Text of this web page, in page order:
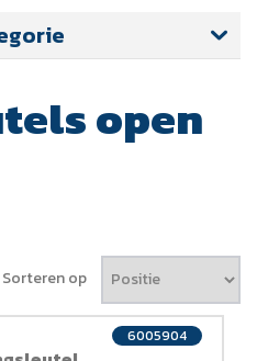
open
Sorteren op
6005904